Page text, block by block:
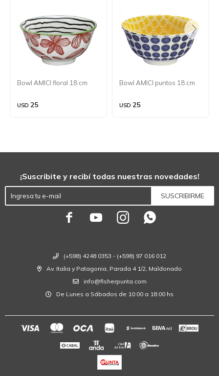
Bowl AMICI floral 18 cm
USD 25
Bowl AMICI puntos 18 cm
USD 25
(+598) 4248 0353 - (+598) 97 016 012
Av. Italia y Patagonia, Parada 4 1/2, Maldonado
info@fisherpunta.com
De Lunes a Sábados de 10:00 a 18:00 hs
¡Suscribite y recibí todas nuestras novedades!
SUSCRIBIRME
   